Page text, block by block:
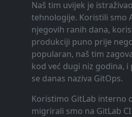
Naš tim uvijek je
tehnologije. Koristili smo
njegovih ranih dana,
produkciji puno prije
popularan, naš tim
kod već dugi niz godina,
se danas naziva GitOps.
Koristimo GitLab interno
migrirali smo na GitLab CI